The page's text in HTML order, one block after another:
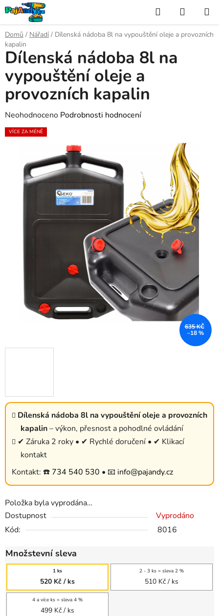
Přejít
na
obsah
Hledat
KOŠÍK
Domů / Nářadí / Dílenská nádoba 8l na vypouštění oleje a provozních
kapalin
Dílenská nádoba 8l na vypouštění oleje a provozních
kapalin– výkon, přesnost a pohodlné ovládání
✔ Záruka 2 roky • ✔ Rychlé doručení • ✔ Klikací
kontakt
Kontakt: ☎️ 734 540 530 • 📧 info@pajandy.cz
Položka byla vyprodána…
Dostupnost
Vyprodáno
Kód:
8016
Množstevní sleva
1 ks
520 Kč / ks
2 - 3 ks = sleva 2 %
510 Kč / ks
4 a více ks = sleva 4 %
499 Kč / ks
Dílenská nádoba 8l na
vypouštění oleje a
provozních kapalin
Průměrné
hodnocení
Neohodnoceno Podrobnosti hodnocení
VÍCE ZA MÉNĚ
635 KČ
–18 %